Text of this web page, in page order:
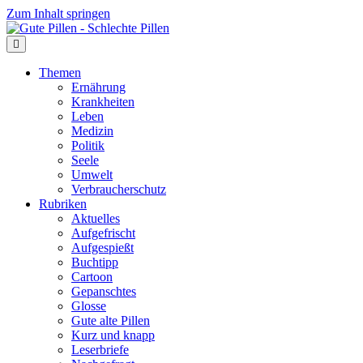
Zum Inhalt springen
Themen
Ernährung
Krankheiten
Leben
Medizin
Politik
Seele
Umwelt
Verbraucherschutz
Rubriken
Aktuelles
Aufgefrischt
Aufgespießt
Buchtipp
Cartoon
Gepanschtes
Glosse
Gute alte Pillen
Kurz und knapp
Leserbriefe